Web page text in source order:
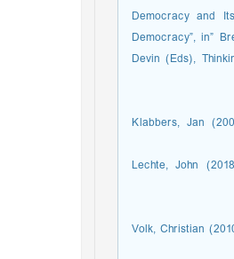
----------------- (2015),
Democracy”, in”
Devin (Eds),
Klabbers, Jan
Lechte, John
Volk, Christian